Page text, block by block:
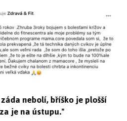
nebolí, bříško je plošší
je na ústupu."